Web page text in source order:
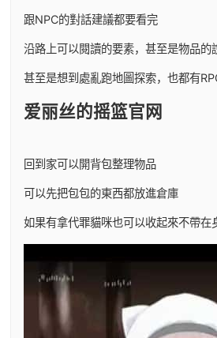
跟NPC的對話建議都要看完
沿路上可以閱讀的要素，甚至是物品的
甚至是想到處亂跑地圖探索，也都有
爱丽丝的摇篮官网
回到家可以開背包整理物品
可以先把包包的東西都放進倉庫
如果有拿代罪貓咪也可以收起來不帶在